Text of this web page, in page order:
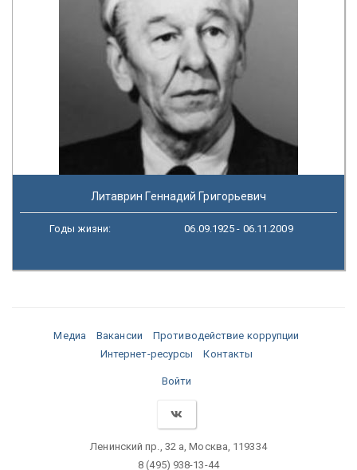
Литаврин Геннадий Григорьевич
Годы жизни: 06.09.1925 - 06.11.2009
Медиа Вакансии
Противодействие коррупции
Интернет-ресурсы
Контакты
Войти
Ленинский пр., 32 а, Москва, 119334
8 (495) 938-13-44